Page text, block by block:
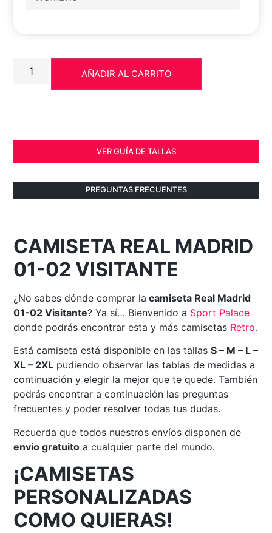
AÑADIR AL CARRITO
VER GUÍA DE TALLAS
PREGUNTAS FRECUENTES
CAMISETA REAL MADRID
01-02 VISITANTE
¿No sabes dónde comprar la camiseta Real Madrid
01-02 Visitante? Ya sí… Bienvenido a Sport Palace
donde podrás encontrar esta y más camisetas Retro.
Está camiseta está disponible en las tallasS – M – L –
XL – 2XL pudiendo observar las tablas de medidas a
continuación y elegir la mejor que te quede. También
podrás encontrar a continuación las preguntas
frecuentes y poder resolver todas tus dudas.
Recuerda que todos nuestros envíos disponen de
envío gratuito a cualquier parte del mundo.
¡CAMISETAS
PERSONALIZADAS
COMO QUIERAS!